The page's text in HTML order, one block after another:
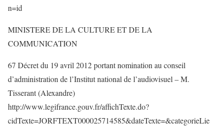
n=id
MINISTERE DE LA CULTURE ET DE LA
COMMUNICATION
67 Décret du 19 avril 2012 portant nomination au conseil
d’administration de l’Institut national de l’audiovisuel – M.
Tisserant (Alexandre)
http://www.legifrance.gouv.fr/affichTexte.do?
cidTexte=JORFTEXT000025714585&dateTexte=&categorieLie